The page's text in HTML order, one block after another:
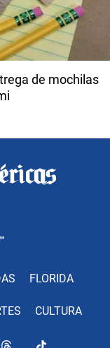
de mochilas
FLORIDA
CULTURA